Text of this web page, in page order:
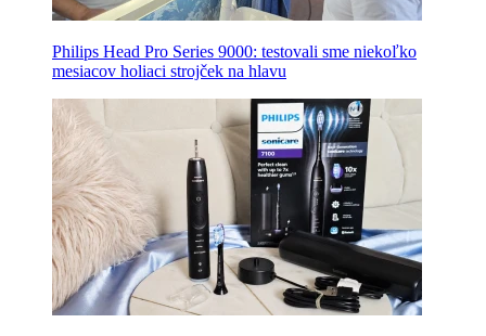
Philips Head Pro Series 9000: testovali sme niekoľko
mesiacov holiaci strojček na hlavu